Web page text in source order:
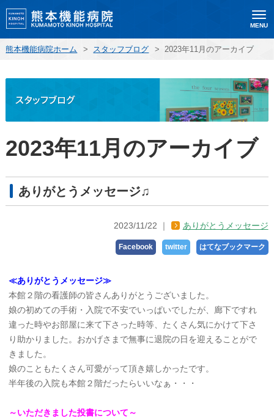
MENU
熊本機能病院ホーム > スタッフブログ > 2023年11月のアーカイブ
2023年11月のアーカイブ
ありがとうメッセージ♫
2023/11/22 ありがとうメッセージ
Facebook twitter はてなブックマーク
≪ありがとうメッセージ≫
本館２階の看護師の皆さんありがとうございました。
娘の初めての手術・入院で不安でいっぱいでしたが、廊下ですれ
違った時やお部屋に来て下さった時等、たくさん気にかけて下さ
り助かりました。おかげさまで無事に退院の日を迎えることがで
きました。
娘のこともたくさん可愛がって頂き嬉しかったです。
半年後の入院も本館２階だったらいいなぁ・・・
～いただきました投書について～